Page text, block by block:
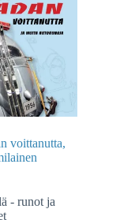
voittanutta,
- runot ja